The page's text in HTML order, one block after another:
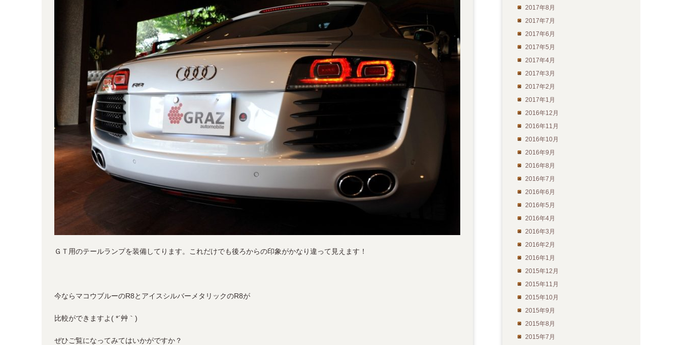
ＧＴ用のテールランプを装備してります。これだけでも後ろからの印象がかなり違って見えます！
今ならマコウブルーのR8とアイスシルバーメタリックのR8が
比較ができますよ( *´艸｀)
ぜひご覧になってみてはいかがですか？
2017年8月
2017年7月
2017年6月
2017年5月
2017年4月
2017年3月
2017年2月
2017年1月
2016年12月
2016年11月
2016年10月
2016年9月
2016年8月
2016年7月
2016年6月
2016年5月
2016年4月
2016年3月
2016年2月
2016年1月
2015年12月
2015年11月
2015年10月
2015年9月
2015年8月
2015年7月